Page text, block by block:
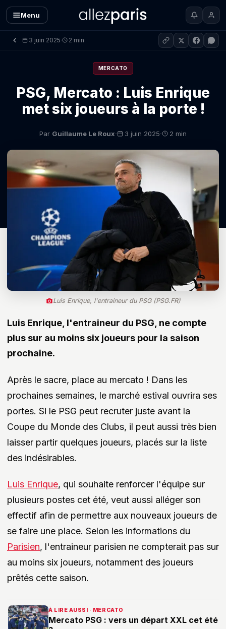
Menu
3 juin 2025· 2 min
MERCATO
PSG, Mercato : Luis Enrique
met six joueurs à la porte !
Par Guillaume Le Roux· 3 juin 2025· 2 min
Luis Enrique, l'entraineur du PSG (PSG.FR)
Luis Enrique, l'entraineur du PSG, ne compte
plus sur au moins six joueurs pour la saison
prochaine.
Après le sacre, place au mercato ! Dans les
prochaines semaines, le marché estival ouvrira ses
portes. Si le PSG peut recruter juste avant la
Coupe du Monde des Clubs, il peut aussi très bien
laisser partir quelques joueurs, placés sur la liste
des indésirables.
Luis Enrique, qui souhaite renforcer l'équipe sur
plusieurs postes cet été, veut aussi alléger son
effectif afin de permettre aux nouveaux joueurs de
se faire une place. Selon les informations du
Parisien, l'entraineur parisien ne compterait pas sur
au moins six joueurs, notamment des joueurs
prêtés cette saison.
À LIRE AUSSI · MERCATO
Mercato PSG : vers un départ XXL cet été